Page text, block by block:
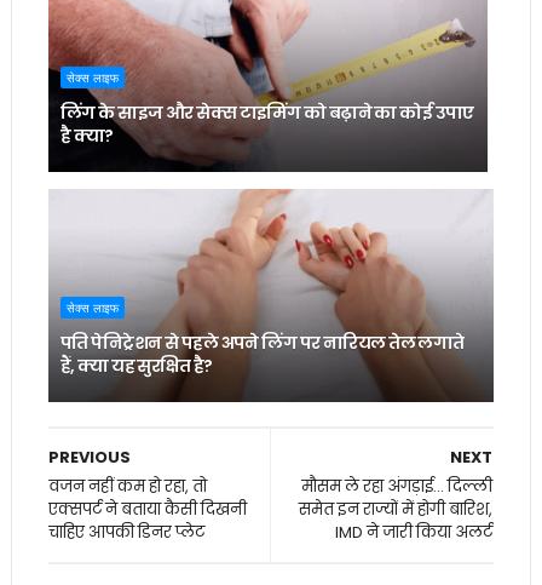
सेक्स लाइफ
लिंग के साइज और सेक्स टाइमिंग को बढ़ाने का कोई उपाए
है क्या?
सेक्स लाइफ
पति पेनिट्रेशन से पहले अपने लिंग पर नारियल तेल लगाते
हैं, क्या यह सुरक्षित है?
NEXT
मौसम ले रहा अंगड़ाई... दिल्‍ली
समेत इन राज्‍यों में होगी बारिश,
IMD ने जारी किया अलर्ट
PREVIOUS
वजन नहीं कम हो रहा, तो
एक्सपर्ट ने बताया कैसी दिखनी
चाहिए आपकी डिनर प्लेट